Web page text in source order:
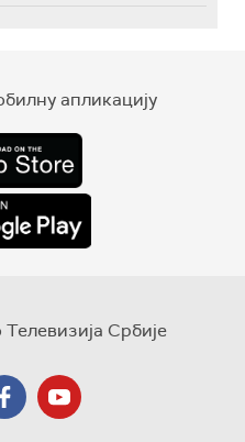
апликацију
Србије